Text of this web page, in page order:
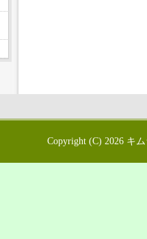
Copyright (C) 2026 キ